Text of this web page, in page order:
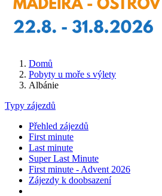
Domů
Pobyty u moře s výlety
Albánie
Typy zájezdů
Přehled zájezdů
First minute
Last minute
Super Last Minute
First minute - Advent 2026
Zájezdy k doobsazení